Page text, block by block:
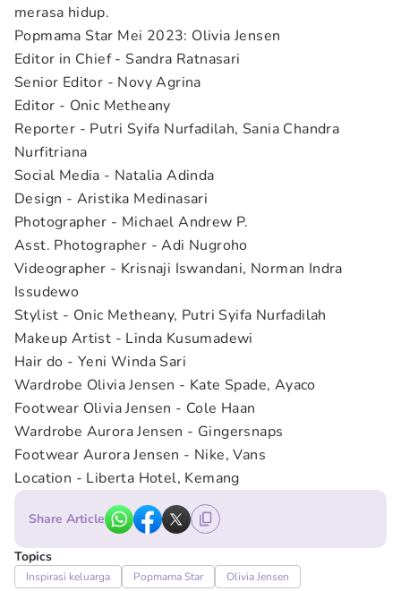
merasa hidup.
Popmama Star Mei 2023: Olivia Jensen
Editor in Chief - Sandra Ratnasari
Senior Editor - Novy Agrina
Editor - Onic Metheany
Reporter - Putri Syifa Nurfadilah, Sania Chandra
Nurfitriana
Social Media - Natalia Adinda
Design - Aristika Medinasari
Photographer - Michael Andrew P.
Asst. Photographer - Adi Nugroho
Videographer - Krisnaji Iswandani, Norman Indra
Issudewo
Stylist - Onic Metheany, Putri Syifa Nurfadilah
Makeup Artist - Linda Kusumadewi
Hair do - Yeni Winda Sari
Wardrobe Olivia Jensen - Kate Spade, Ayaco
Footwear Olivia Jensen - Cole Haan
Wardrobe Aurora Jensen - Gingersnaps
Footwear Aurora Jensen - Nike, Vans
Location - Liberta Hotel, Kemang
Share Article
Topics
Inspirasi keluarga Popmama Star Olivia Jensen